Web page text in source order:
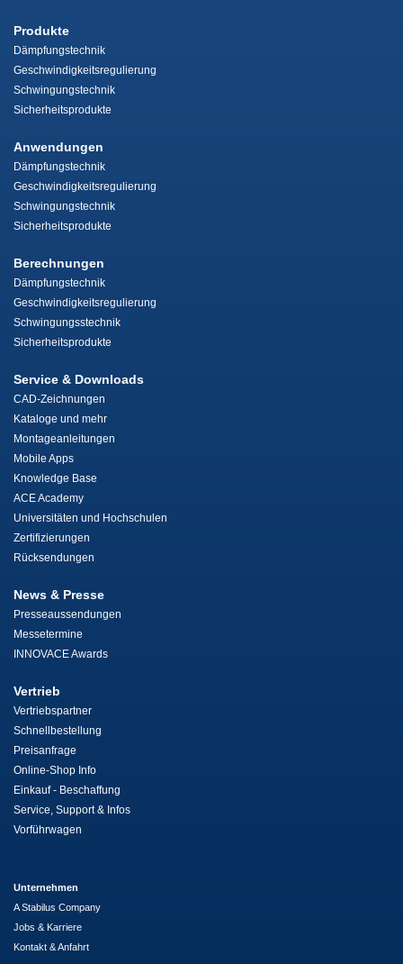
Produkte
Dämpfungstechnik
Geschwindigkeitsregulierung
Schwingungstechnik
Sicherheitsprodukte
Anwendungen
Dämpfungstechnik
Geschwindigkeitsregulierung
Schwingungstechnik
Sicherheitsprodukte
Berechnungen
Dämpfungstechnik
Geschwindigkeitsregulierung
Schwingungsstechnik
Sicherheitsprodukte
Service & Downloads
CAD-Zeichnungen
Kataloge und mehr
Montageanleitungen
Mobile Apps
Knowledge Base
ACE Academy
Universitäten und Hochschulen
Zertifizierungen
Rücksendungen
News & Presse
Presseaussendungen
Messetermine
INNOVACE Awards
Vertrieb
Vertriebspartner
Schnellbestellung
Preisanfrage
Online-Shop Info
Einkauf - Beschaffung
Service, Support & Infos
Vorführwagen
Unternehmen
A Stabilus Company
Jobs & Karriere
Kontakt & Anfahrt